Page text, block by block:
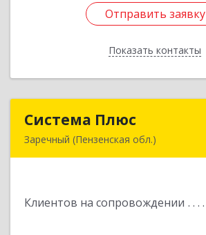
Отправить заявку
Показать контакты
Отправить заявку
Назад
Система Плюс
Заречный (Пензенская обл.)
Клиентов на сопровождении